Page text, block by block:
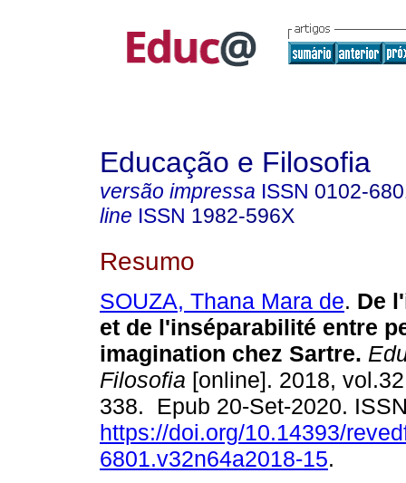
Educação e Filosofia
versão impressa ISSN 0102-
line ISSN 1982-596X
Resumo
SOUZA, Thana Mara de. De
et de l'inséparabilité entre
imagination chez Sartre.
Filosofia [online]. 2018,
338. Epub 20-Set-2020.
https://doi.org/10.14393/
6801.v32n64a2018-15.